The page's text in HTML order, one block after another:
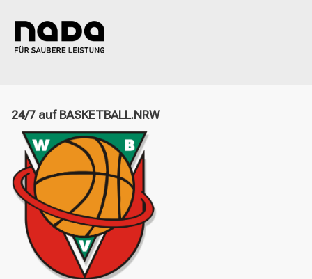
24/7 auf BASKETBALL.NRW